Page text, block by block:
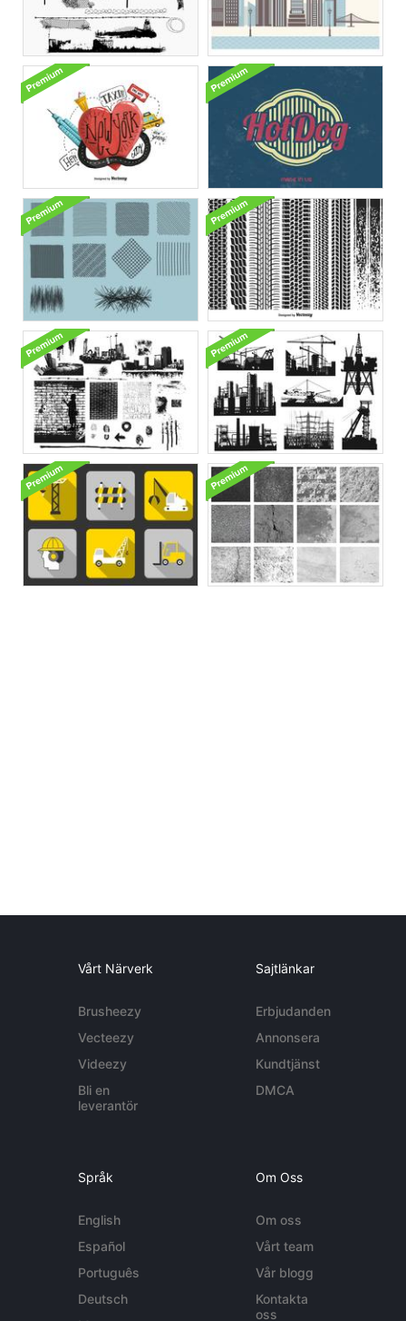
Vårt Närverk
Brusheezy
Vecteezy
Videezy
Bli en
leverantör
Sajtlänkar
Erbjudanden
Annonsera
Kundtjänst
DMCA
Språk
English
Español
Português
Deutsch
Om Oss
Om oss
Vårt team
Vår blogg
Kontakta
oss